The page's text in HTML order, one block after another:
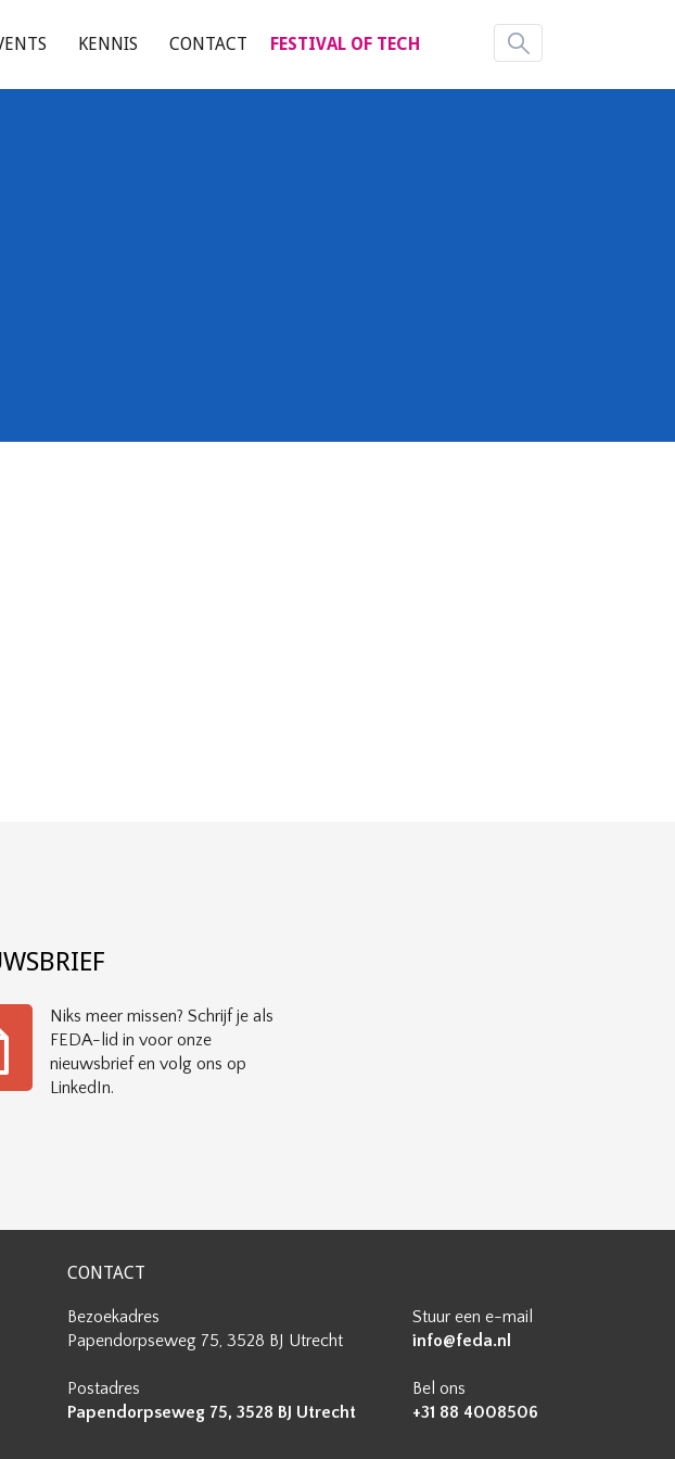
KENNIS CONTACT FESTIVAL OF TECH
Niks meer missen? Schrijf je als
FEDA-lid in voor onze
nieuwsbrief en volg ons op
LinkedIn.
CONTACT
Bezoekadres
Papendorpseweg 75, 3528 BJ Utrecht
Postadres
Papendorpseweg 75, 3528 BJ Utrecht
Stuur een e-mail
info@feda.nl
Bel ons
+31 88 4008506